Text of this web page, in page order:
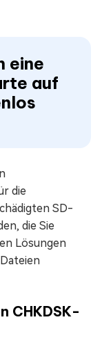
eine
auf
die
SD-
die Sie
Lösungen
CHKDSK-